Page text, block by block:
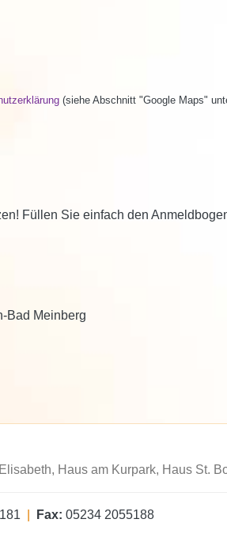
(siehe Abschnitt "Google Maps"
Füllen Sie einfach den
Bad Meinberg
Haus am Kurpark, Haus St.
| Fax: 05234 2055188